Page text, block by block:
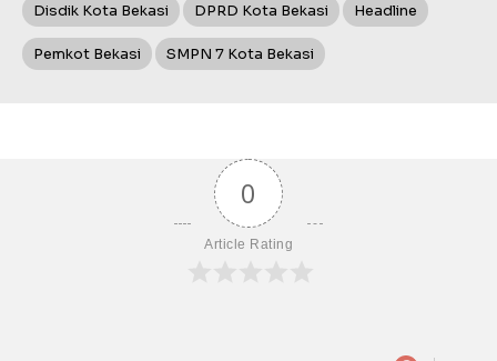
Disdik Kota Bekasi DPRD Kota Bekasi Headline
Pemkot Bekasi SMPN 7 Kota Bekasi
0
Article Rating